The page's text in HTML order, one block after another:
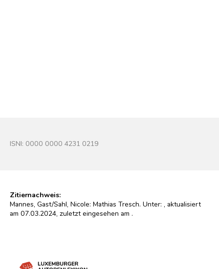
ISNI: 0000 0000 4231 0219
Zitiernachweis:
Mannes, Gast/Sahl, Nicole: Mathias Tresch. Unter: , aktualisiert
am 07.03.2024, zuletzt eingesehen am .